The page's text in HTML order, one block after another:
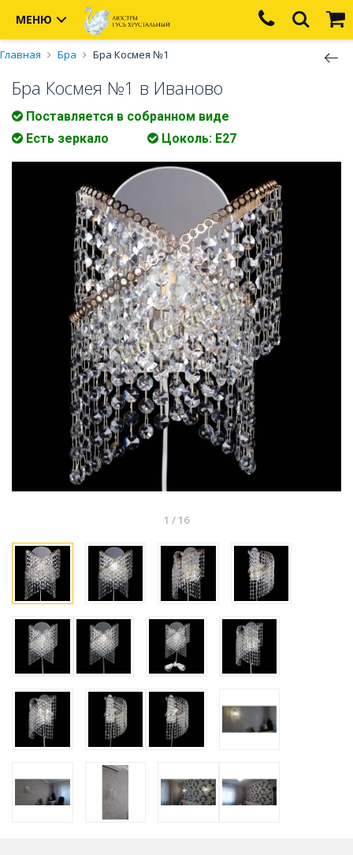
МЕНЮ
Главная Бра Бра Космея №1
Бра Космея №1 в Иваново
Поставляется в собранном виде
Есть зеркало
Цоколь: Е27
1 / 16